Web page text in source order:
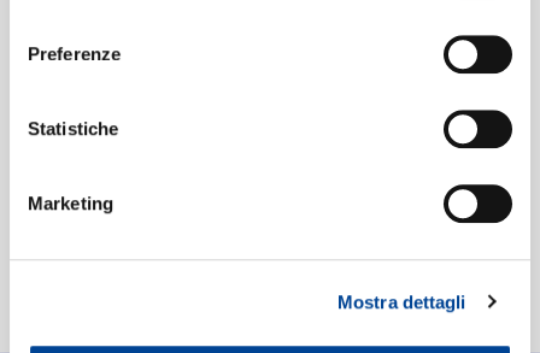
Preferenze
Statistiche
Marketing
Mostra dettagli
Xia Ri Han Feng